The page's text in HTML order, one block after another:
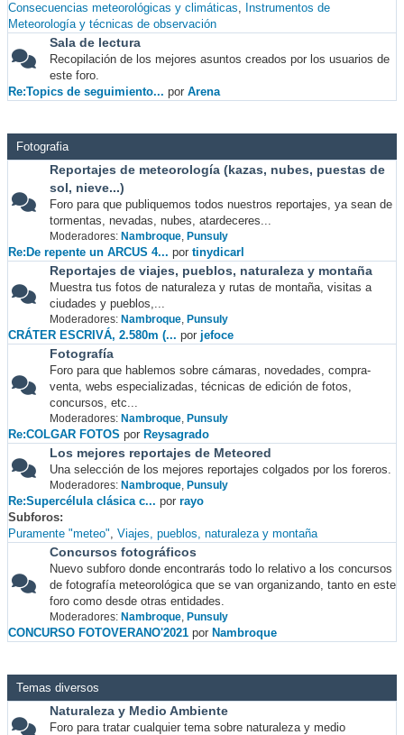
Consecuencias meteorológicas y climáticas
Instrumentos de
Meteorología y técnicas de observación
Sala de lectura
Recopilación de los mejores asuntos creados por los usuarios de
este foro.
Re:Topics de seguimiento... por Arena
Fotografia
Reportajes de meteorología (kazas, nubes, puestas de
sol, nieve...)
Foro para que publiquemos todos nuestros reportajes, ya sean de
tormentas, nevadas, nubes, atardeceres...
Moderadores: Nambroque, Punsuly
Re:De repente un ARCUS 4... por tinydicarl
Reportajes de viajes, pueblos, naturaleza y montaña
Muestra tus fotos de naturaleza y rutas de montaña, visitas a
ciudades y pueblos,...
Moderadores: Nambroque, Punsuly
CRÁTER ESCRIVÁ, 2.580m (... por jefoce
Fotografía
Foro para que hablemos sobre cámaras, novedades, compra-
venta, webs especializadas, técnicas de edición de fotos,
concursos, etc...
Moderadores: Nambroque, Punsuly
Re:COLGAR FOTOS por Reysagrado
Los mejores reportajes de Meteored
Una selección de los mejores reportajes colgados por los foreros.
Moderadores: Nambroque, Punsuly
Re:Supercélula clásica c... por rayo
Subforos
Puramente "meteo" Viajes, pueblos, naturaleza y montaña
Concursos fotográficos
Nuevo subforo donde encontrarás todo lo relativo a los concursos
de fotografía meteorológica que se van organizando, tanto en este
foro como desde otras entidades.
Moderadores: Nambroque, Punsuly
CONCURSO FOTOVERANO'2021 por Nambroque
Temas diversos
Naturaleza y Medio Ambiente
Foro para tratar cualquier tema sobre naturaleza y medio